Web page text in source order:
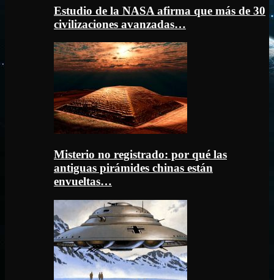
Estudio de la NASA afirma que más de 30
civilizaciones avanzadas…
Misterio no registrado: por qué las
antiguas pirámides chinas están
envueltas…